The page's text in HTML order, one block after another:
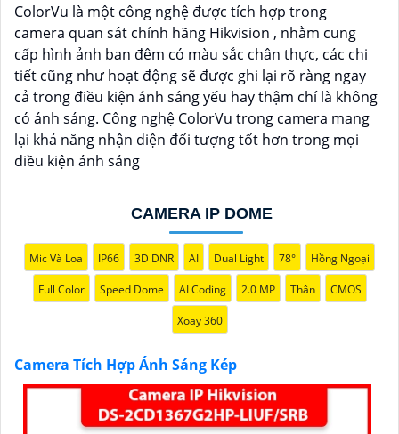
ColorVu là một công nghệ được tích hợp trong
camera quan sát chính hãng Hikvision , nhằm cung
cấp hình ảnh ban đêm có màu sắc chân thực, các chi
tiết cũng như hoạt động sẽ được ghi lại rõ ràng ngay
cả trong điều kiện ánh sáng yếu hay thậm chí là không
có ánh sáng. Công nghệ ColorVu trong camera mang
lại khả năng nhận diện đối tượng tốt hơn trong mọi
điều kiện ánh sáng
CAMERA IP DOME
Mic Và Loa IP66 3D DNR AI Dual Light 78° Hồng Ngoại
Full Color Speed Dome AI Coding 2.0 MP Thân CMOS
Xoay 360
Camera Tích Hợp Ánh Sáng Kép